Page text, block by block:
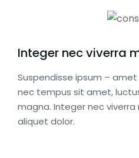
Integer nec viverra
Suspendisse ipsum –
nec tempus sit amet,
magna. Integer nec viverra
aliquet dolor.